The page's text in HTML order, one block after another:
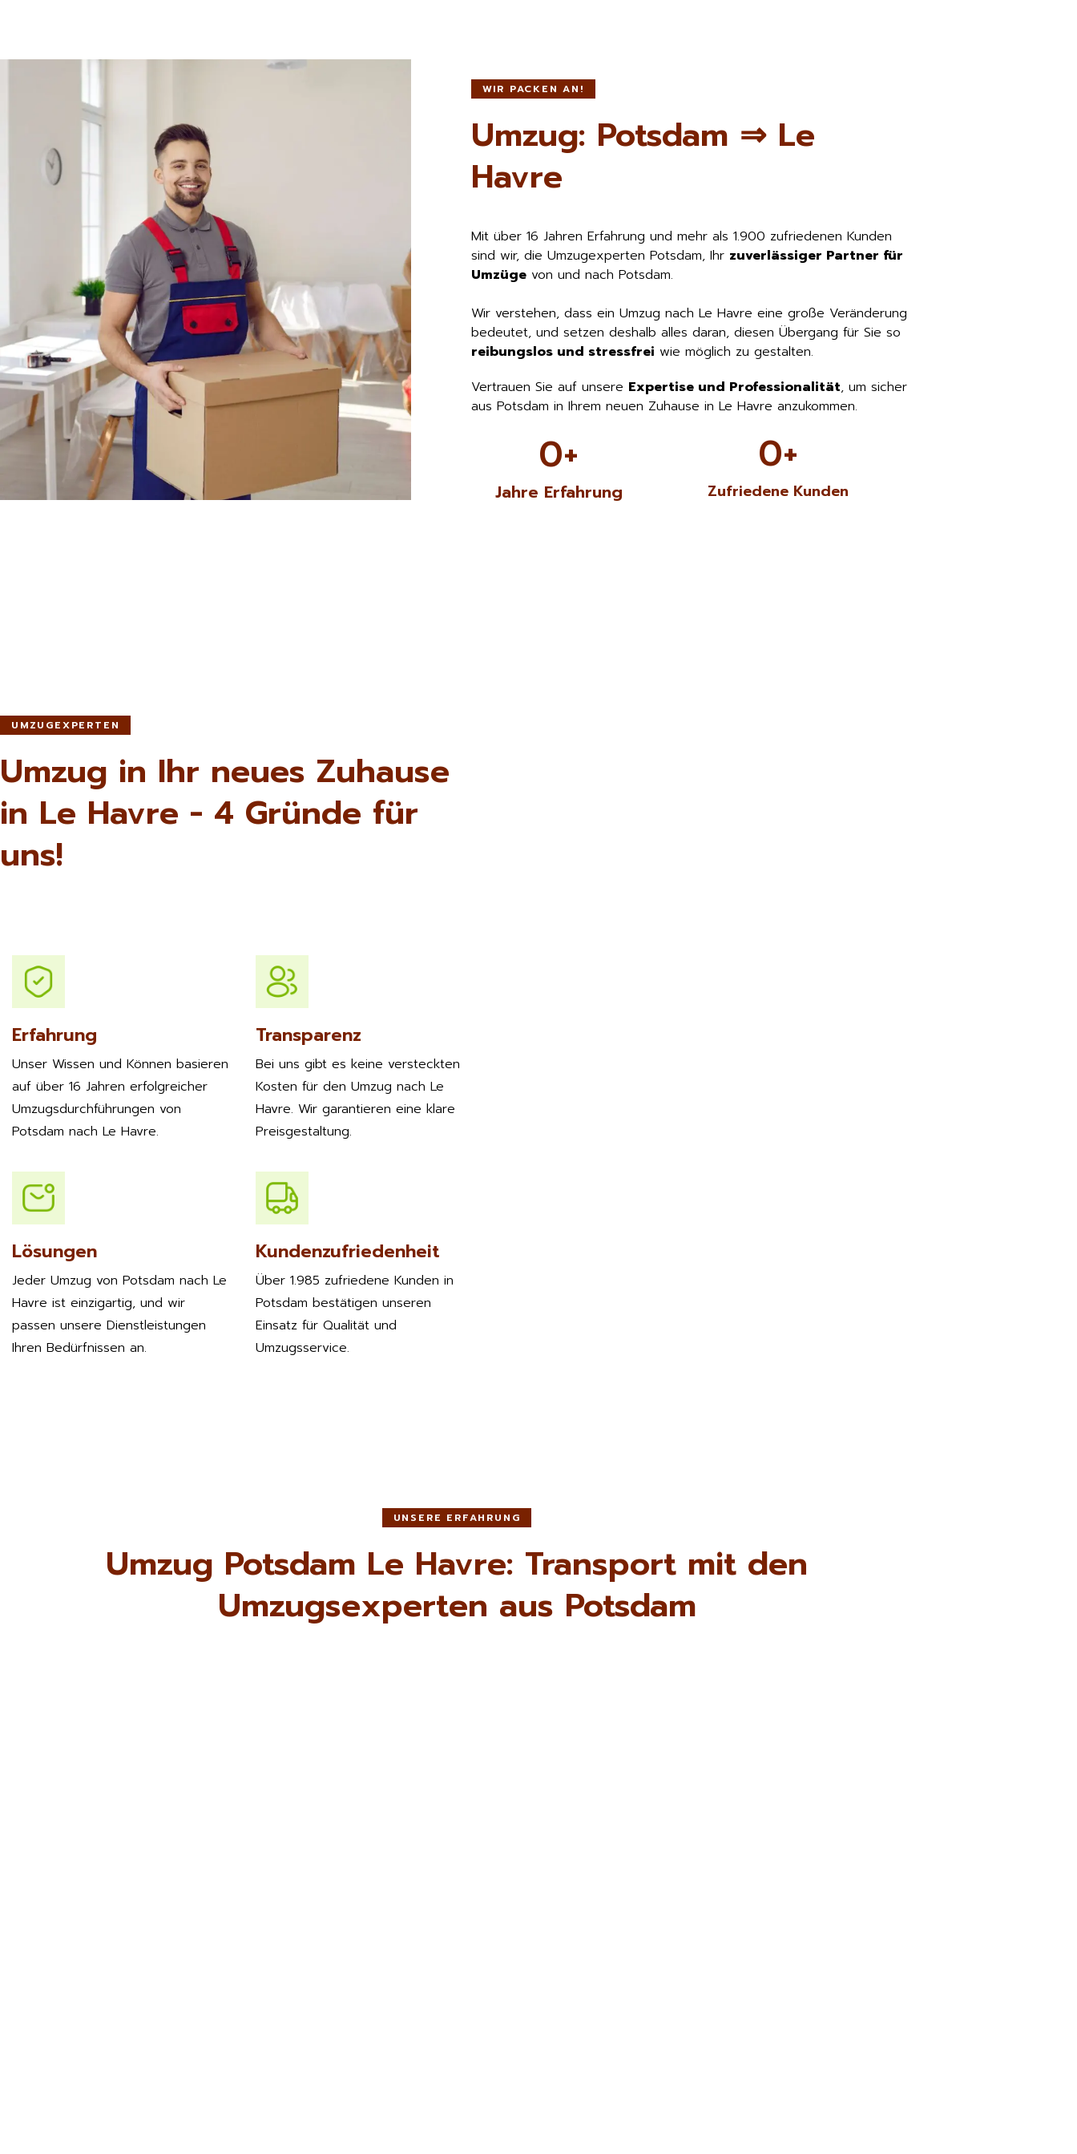
WIR PACKEN AN!
Umzug: Potsdam ⇒ Le
Havre
Mit über 16 Jahren Erfahrung und mehr als 1.900 zufriedenen Kunden
sind wir, die Umzugexperten Potsdam, Ihr zuverlässiger Partner für
Umzügevon und nach Potsdam.
Wir verstehen, dass ein Umzug nach Le Havre eine große Veränderung
bedeutet, und setzen deshalb alles daran, diesen Übergang für Sie so
reibungslos und stressfrei wie möglich zu gestalten.
Vertrauen Sie auf unsere Expertise und Professionalität, um sicher
aus Potsdam in Ihrem neuen Zuhause in Le Havre anzukommen.
0+
Jahre Erfahrung
0+
Zufriedene Kunden
UMZUGEXPERTEN
Umzug in Ihr neues Zuhause
in Le Havre - 4 Gründe für
uns!
Erfahrung
Unser Wissen und Können basieren
auf über 16 Jahren erfolgreicher
Umzugsdurchführungen von
Potsdam nach Le Havre.
Lösungen
Jeder Umzug von Potsdam nach Le
Havre ist einzigartig, und wir
passen unsere Dienstleistungen
Ihren Bedürfnissen an.
Transparenz
Bei uns gibt es keine versteckten
Kosten für den Umzug nach Le
Havre. Wir garantieren eine klare
Preisgestaltung.
Kundenzufriedenheit
Über 1.985 zufriedene Kunden in
Potsdam bestätigen unseren
Einsatz für Qualität und
Umzugsservice.
UNSERE ERFAHRUNG
Umzug Potsdam Le Havre: Transport mit den
Umzugsexperten aus Potsdam